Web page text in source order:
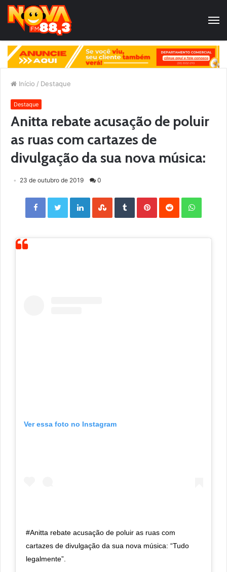
Início / Destaque
Destaque
Anitta rebate acusação de poluir
as ruas com cartazes de
divulgação da sua nova música:
23 de outubro de 2019 0
Facebook Twitter LinkedIn StumbleUpon Tumblr Pinterest Reddit
Ver essa foto no Instagram
#Anitta rebate acusação de poluir as ruas com
cartazes de divulgação da sua nova música: “Tudo
legalmente”.